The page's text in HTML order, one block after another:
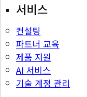
서비스
컨설팅
파트너 교육
제품 지원
AI 서비스
기술 계정 관리